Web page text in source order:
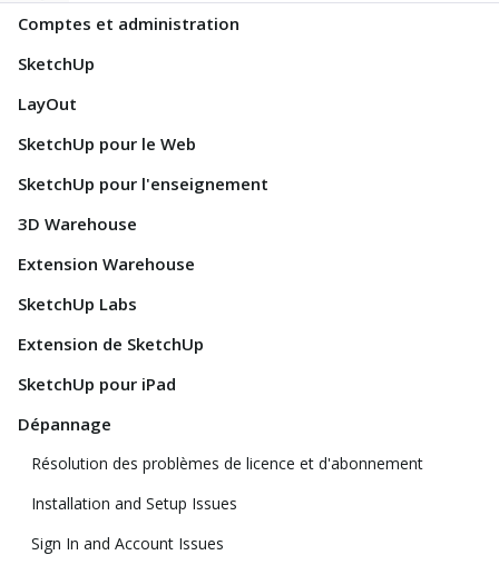
Comptes et administration
SketchUp
LayOut
SketchUp pour le Web
SketchUp pour l'enseignement
3D Warehouse
Extension Warehouse
SketchUp Labs
Extension de SketchUp
SketchUp pour iPad
Dépannage
Résolution des problèmes de licence et d'abonnement
Installation and Setup Issues
Sign In and Account Issues